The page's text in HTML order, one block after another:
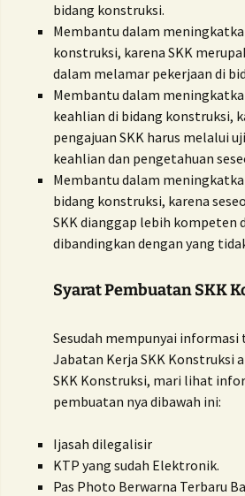
bidang konstruksi.
Membantu dalam
konstruksi, karena SKK
dalam melamar pekerjaan di
Membantu dalam
keahlian di bidang konstruksi,
pengajuan SKK harus melalui
keahlian dan pengetahuan
Membantu dalam
bidang konstruksi, karena
SKK dianggap lebih kompeten
dibandingkan dengan yang
Syarat Pembuatan SKK
Sesudah mempunyai
Jabatan Kerja SKK Konstruksi
SKK Konstruksi, mari lihat
pembuatan nya dibawah ini:
Ijasah dilegalisir
KTP yang sudah Elektronik.
Pas Photo Berwarna Terbaru